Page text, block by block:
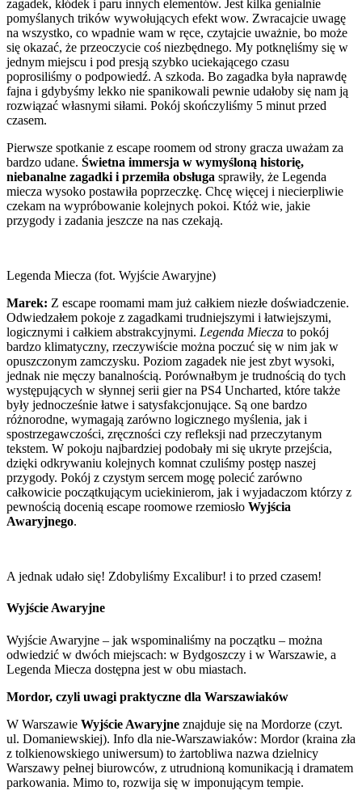
zagadek, kłódek i paru innych elementów. Jest kilka genialnie
pomyślanych trików wywołujących efekt wow. Zwracajcie uwagę
na wszystko, co wpadnie wam w ręce, czytajcie uważnie, bo może
się okazać, że przeoczycie coś niezbędnego. My potknęliśmy się w
jednym miejscu i pod presją szybko uciekającego czasu
poprosiliśmy o podpowiedź. A szkoda. Bo zagadka była naprawdę
fajna i gdybyśmy lekko nie spanikowali pewnie udałoby się nam ją
rozwiązać własnymi siłami. Pokój skończyliśmy 5 minut przed
czasem.
Pierwsze spotkanie z escape roomem od strony gracza uważam za
bardzo udane. Świetna immersja w wymyśloną historię,
niebanalne zagadki i przemiła obsługa sprawiły, że Legenda
miecza wysoko postawiła poprzeczkę. Chcę więcej i niecierpliwie
czekam na wypróbowanie kolejnych pokoi. Któż wie, jakie
przygody i zadania jeszcze na nas czekają.
Legenda Miecza (fot. Wyjście Awaryjne)
Marek: Z escape roomami mam już całkiem niezłe doświadczenie.
Odwiedzałem pokoje z zagadkami trudniejszymi i łatwiejszymi,
logicznymi i całkiem abstrakcyjnymi. Legenda Miecza to pokój
bardzo klimatyczny, rzeczywiście można poczuć się w nim jak w
opuszczonym zamczysku. Poziom zagadek nie jest zbyt wysoki,
jednak nie męczy banalnością. Porównałbym je trudnością do tych
występujących w słynnej serii gier na PS4 Uncharted, które także
były jednocześnie łatwe i satysfakcjonujące. Są one bardzo
różnorodne, wymagają zarówno logicznego myślenia, jak i
spostrzegawczości, zręczności czy refleksji nad przeczytanym
tekstem. W pokoju najbardziej podobały mi się ukryte przejścia,
dzięki odkrywaniu kolejnych komnat czuliśmy postęp naszej
przygody. Pokój z czystym sercem mogę polecić zarówno
całkowicie początkującym uciekinierom, jak i wyjadaczom którzy z
pewnością docenią escape roomowe rzemiosło Wyjścia
Awaryjnego.
A jednak udało się! Zdobyliśmy Excalibur! i to przed czasem!
Wyjście Awaryjne
Wyjście Awaryjne – jak wspominaliśmy na początku – można
odwiedzić w dwóch miejscach: w Bydgoszczy i w Warszawie, a
Legenda Miecza dostępna jest w obu miastach.
Mordor, czyli uwagi praktyczne dla Warszawiaków
W Warszawie Wyjście Awaryjne znajduje się na Mordorze (czyt.
ul. Domaniewskiej). Info dla nie-Warszawiaków: Mordor (kraina zła
z tolkienowskiego uniwersum) to żartobliwa nazwa dzielnicy
Warszawy pełnej biurowców, z utrudnioną komunikacją i dramatem
parkowania. Mimo to, rozwija się w imponującym tempie.